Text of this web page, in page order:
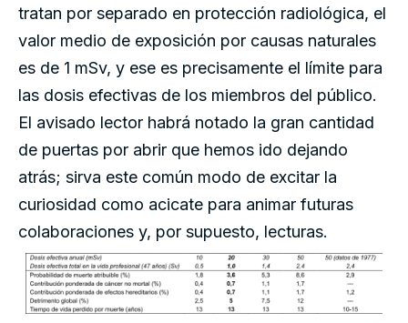
tratan por separado en protección radiológica, el
valor medio de exposición por causas naturales
es de 1 mSv, y ese es precisamente el límite para
las dosis efectivas de los miembros del público.
El avisado lector habrá notado la gran cantidad
de puertas por abrir que hemos ido dejando
atrás; sirva este común modo de excitar la
curiosidad como acicate para animar futuras
colaboraciones y, por supuesto, lecturas.